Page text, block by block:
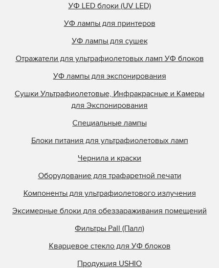
УФ LED блоки (UV LED)
УФ лампы для принтеров
УФ лампы для сушек
Отражатели для ультрафиолетовых ламп УФ блоков
УФ лампы для экспонирования
Сушки Ультрафиолетовые, Инфракрасные и Камеры
для Экспонирования
Специальные лампы
Блоки питания для ультрафиолетовых ламп
Чернила и краски
Оборудование для трафаретной печати
Компоненты для ультрафиолетового излучения
Эксимерные блоки для обеззараживания помещений
Фильтры Pall (Палл)
Кварцевое стекло для УФ блоков
Продукция USHIO